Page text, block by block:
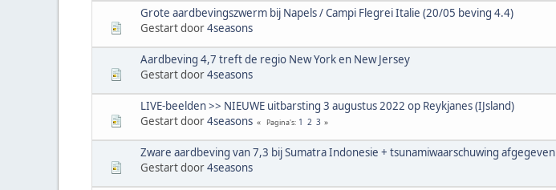
Grote aardbevingszwerm bij Napels / Campi Flegrei Italie (20/05 beving 4.4)
Gestart door4seasons
Aardbeving 4,7 treft de regio New York en New Jersey
Gestart door4seasons
LIVE-beelden >> NIEUWE uitbarsting 3 augustus 2022 op Reykjanes (IJsland)
Gestart door4seasons Pagina's 1 2 3
Zware aardbeving van 7,3 bij Sumatra Indonesie + tsunamiwaarschuwing afgegeven
Gestart door4seasons